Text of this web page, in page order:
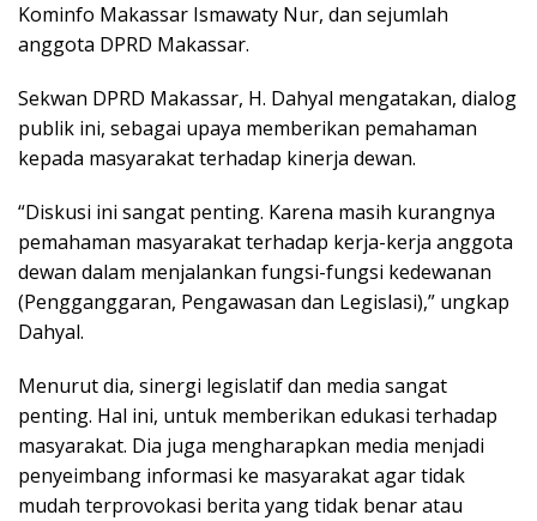
Kominfo Makassar Ismawaty Nur, dan sejumlah
anggota DPRD Makassar.
Sekwan DPRD Makassar, H. Dahyal mengatakan, dialog
publik ini, sebagai upaya memberikan pemahaman
kepada masyarakat terhadap kinerja dewan.
“Diskusi ini sangat penting. Karena masih kurangnya
pemahaman masyarakat terhadap kerja-kerja anggota
dewan dalam menjalankan fungsi-fungsi kedewanan
(Pengganggaran, Pengawasan dan Legislasi),” ungkap
Dahyal.
Menurut dia, sinergi legislatif dan media sangat
penting. Hal ini, untuk memberikan edukasi terhadap
masyarakat. Dia juga mengharapkan media menjadi
penyeimbang informasi ke masyarakat agar tidak
mudah terprovokasi berita yang tidak benar atau